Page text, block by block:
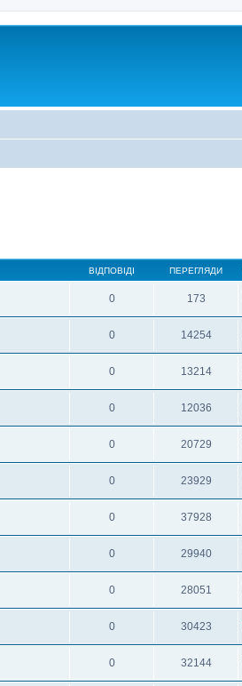
ВІДПОВІДІ ПЕРЕГЛЯДИ
0 173
0 14254
0 13214
0 12036
0 20729
0 23929
0 37928
0 29940
0 28051
0 30423
0 32144